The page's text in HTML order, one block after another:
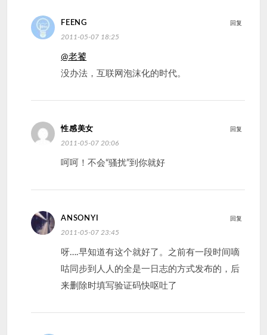
FEENG
2011-05-07 18:25
@老饕
没办法，互联网泡沫化的时代。
回复
性感美女
2011-05-07 20:06
呵呵！不会“骚扰”到你就好
回复
ANSONYI
2011-05-07 23:45
呀….早知道有这个就好了。之前有一段时间嘀
咕同步到人人的全是一日志的方式发布的，后
来删除时填写验证码快呕吐了
回复